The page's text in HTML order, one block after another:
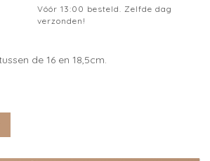
Vóór 13:00 besteld. Zelfde dag
verzonden!
de 16 en 18,5cm.